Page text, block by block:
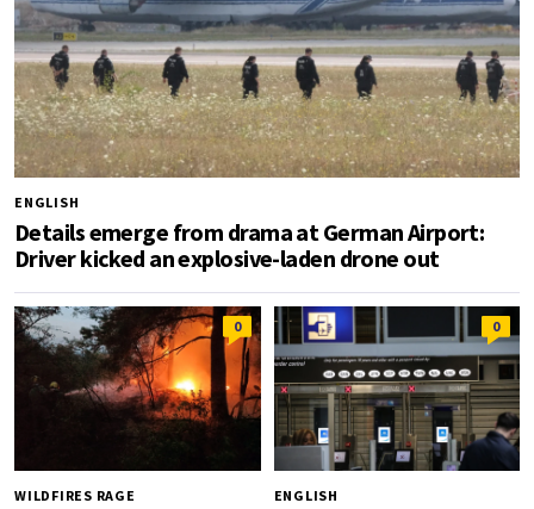
ENGLISH
Details emerge from drama at German Airport:
Driver kicked an explosive-laden drone out
0
WILDFIRES RAGE
0
ENGLISH